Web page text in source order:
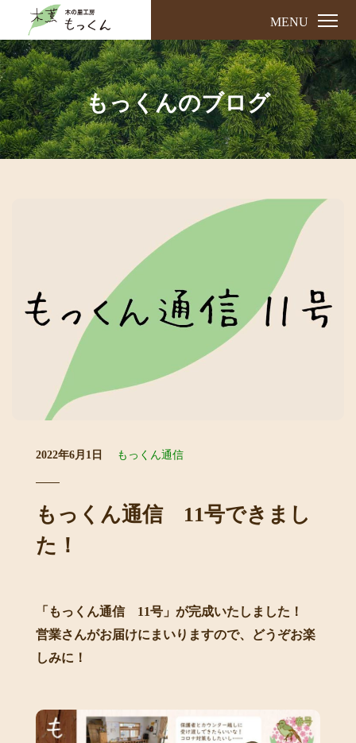
MENU
もっくんのブログ
2022年6月1日 もっくん通信
もっくん通信 11号できまし
た！
「もっくん通信 11号」が完成いたしました！
営業さんがお届けにまいりますので、どうぞお楽
しみに！